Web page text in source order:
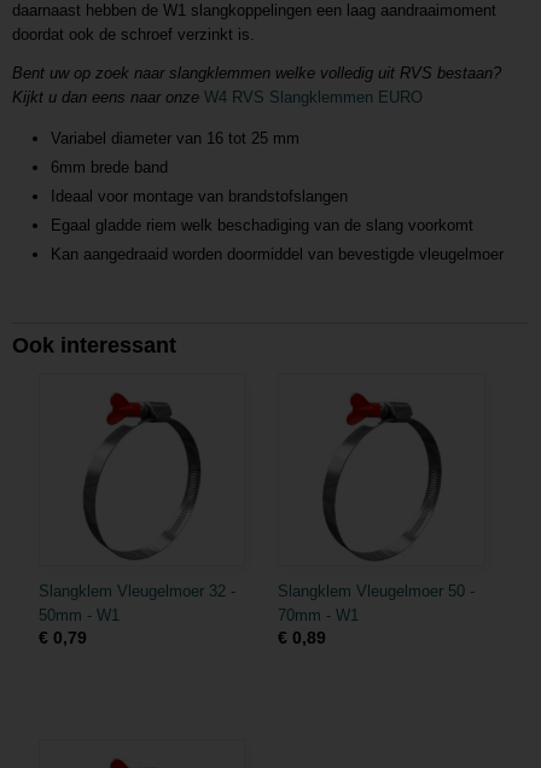
daarnaast hebben de W1 slangkoppelingen een laag aandraaimoment
doordat ook de schroef verzinkt is.
Bent uw op zoek naar slangklemmen welke volledig uit RVS bestaan?
Kijkt u dan eens naar onze W4 RVS Slangklemmen EURO
Variabel diameter van 16 tot 25 mm
6mm brede band
Ideaal voor montage van brandstofslangen
Egaal gladde riem welk beschadiging van de slang voorkomt
Kan aangedraaid worden doormiddel van bevestigde vleugelmoer
Ook interessant
Slangklem Vleugelmoer 32 -
50mm - W1
€ 0,79
Slangklem Vleugelmoer 50 -
70mm - W1
€ 0,89